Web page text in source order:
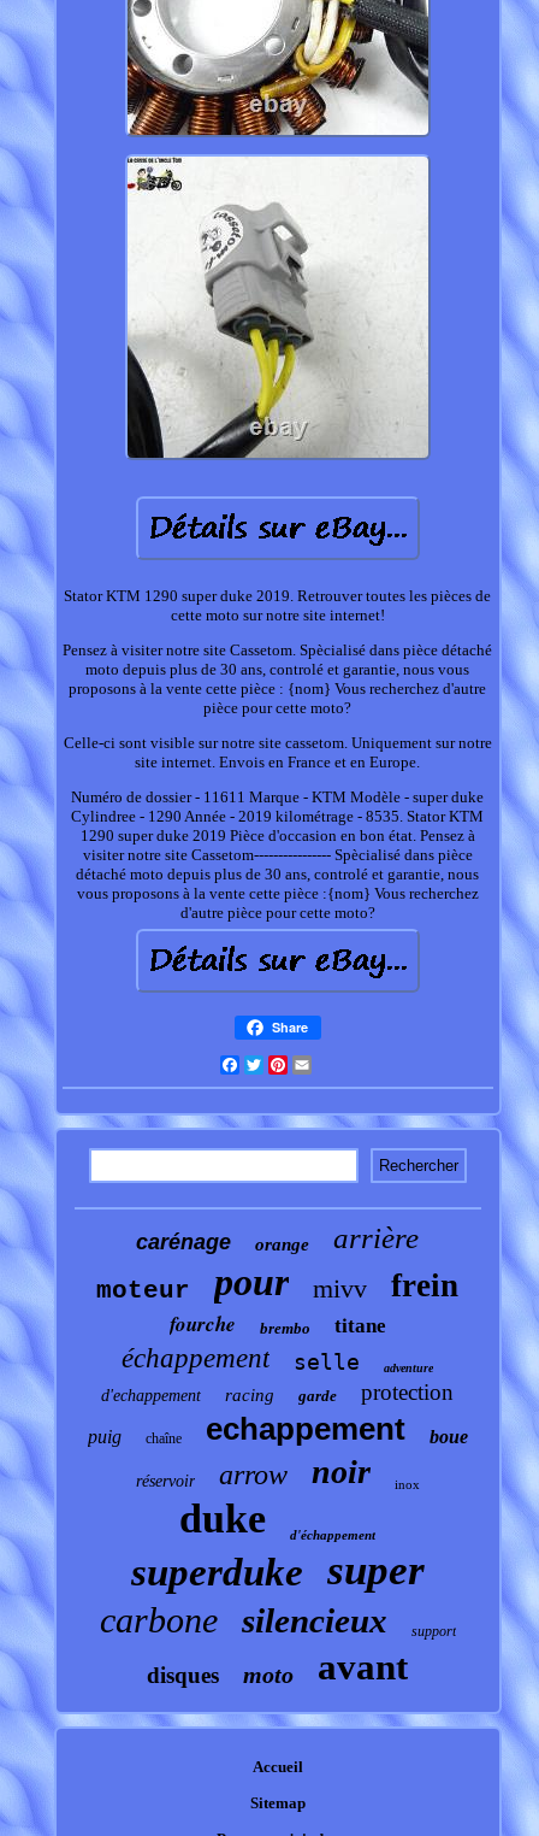
Stator KTM 1290 super duke 2019. Retrouver toutes les pièces de
cette moto sur notre site internet!
Pensez à visiter notre site Cassetom. Spècialisé dans pièce détaché
moto depuis plus de 30 ans, controlé et garantie, nous vous
proposons à la vente cette pièce : {nom} Vous recherchez d'autre
pièce pour cette moto?
Celle-ci sont visible sur notre site cassetom. Uniquement sur notre
site internet. Envois en France et en Europe.
Numéro de dossier - 11611 Marque - KTM Modèle - super duke
Cylindree - 1290 Année - 2019 kilométrage - 8535. Stator KTM
1290 super duke 2019 Pièce d'occasion en bon état. Pensez à
visiter notre site Cassetom---------------- Spècialisé dans pièce
détaché moto depuis plus de 30 ans, controlé et garantie, nous
vous proposons à la vente cette pièce :{nom} Vous recherchez
d'autre pièce pour cette moto?
Share
Facebook
TwitterPinterest
carénage orange arrière
moteur pour mivv frein
fourche brembo titane
échappement selle adventure
d'echappement racing garde protection
puig chaîne echappement boue
réservoir arrow noir inox
duke d'échappement
superduke super
carbone silencieux support
disques moto avant
Accueil
Sitemap